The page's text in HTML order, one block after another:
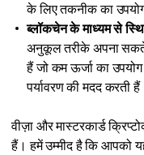
के लिए तकनीक का
ब्लॉकचेन के माध्यम से
अनुकूल तरीके अपना सकते
हैं जो कम ऊर्जा का
पर्यावरण की मदद करती
वीज़ा और मास्टरकार्ड
हैं। हमें उम्मीद है कि आपको